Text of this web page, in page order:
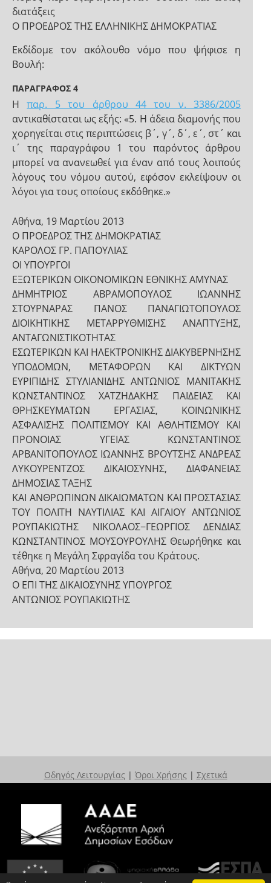
διατάξεις
Ο ΠΡΟΕΔΡΟΣ ΤΗΣ ΕΛΛΗΝΙΚΗΣ ΔΗΜΟΚΡΑΤΙΑΣ
Εκδίδομε τον ακόλουθο νόμο που ψήφισε η
Βουλή:
ΠΑΡΑΓΡΑΦΟΣ 4
Ηπαρ. 5 του άρθρου 44 του ν. 3386/2005
αντικαθίσταται ως εξής: «5. Η άδεια διαμονής που
χορηγείται στις περιπτώσεις β΄, γ΄, δ΄, ε΄, στ΄ και
ι΄ της παραγράφου 1 του παρόντος άρθρου
μπορεί να ανανεωθεί για έναν από τους λοιπούς
λόγους του νόμου αυτού, εφόσον εκλείψουν οι
λόγοι για τους οποίους εκδόθηκε.»
Αθήνα, 19 Μαρτίου 2013
Ο ΠΡΟΕΔΡΟΣ ΤΗΣ ΔΗΜΟΚΡΑΤΙΑΣ
ΚΑΡΟΛΟΣ ΓΡ. ΠΑΠΟΥΛΙΑΣ
ΟΙ ΥΠΟΥΡΓΟΙ
ΕΞΩΤΕΡΙΚΩΝ ΟΙΚΟΝΟΜΙΚΩΝ ΕΘΝΙΚΗΣ ΑΜΥΝΑΣ
ΔΗΜΗΤΡΙΟΣ ΑΒΡΑΜΟΠΟΥΛΟΣ ΙΩΑΝΝΗΣ
ΣΤΟΥΡΝΑΡΑΣ ΠΑΝΟΣ ΠΑΝΑΓΙΩΤΟΠΟΥΛΟΣ
ΔΙΟΙΚΗΤΙΚΗΣ ΜΕΤΑΡΡΥΘΜΙΣΗΣ ΑΝΑΠΤΥΞΗΣ,
ΑΝΤΑΓΩΝΙΣΤΙΚΟΤΗΤΑΣ
ΕΣΩΤΕΡΙΚΩΝ ΚΑΙ ΗΛΕΚΤΡΟΝΙΚΗΣ ΔΙΑΚΥΒΕΡΝΗΣΗΣ
ΥΠΟΔΟΜΩΝ, ΜΕΤΑΦΟΡΩΝ ΚΑΙ ΔΙΚΤΥΩΝ
ΕΥΡΙΠΙΔΗΣ ΣΤΥΛΙΑΝΙΔΗΣ ΑΝΤΩΝΙΟΣ ΜΑΝΙΤΑΚΗΣ
ΚΩΝΣΤΑΝΤΙΝΟΣ ΧΑΤΖΗΔΑΚΗΣ ΠΑΙΔΕΙΑΣ ΚΑΙ
ΘΡΗΣΚΕΥΜΑΤΩΝ ΕΡΓΑΣΙΑΣ, ΚΟΙΝΩΝΙΚΗΣ
ΑΣΦΑΛΙΣΗΣ ΠΟΛΙΤΙΣΜΟΥ ΚΑΙ ΑΘΛΗΤΙΣΜΟΥ ΚΑΙ
ΠΡΟΝΟΙΑΣ ΥΓΕΙΑΣ ΚΩΝΣΤΑΝΤΙΝΟΣ
ΑΡΒΑΝΙΤΟΠΟΥΛΟΣ ΙΩΑΝΝΗΣ ΒΡΟΥΤΣΗΣ ΑΝΔΡΕΑΣ
ΛΥΚΟΥΡΕΝΤΖΟΣ ΔΙΚΑΙΟΣΥΝΗΣ, ΔΙΑΦΑΝΕΙΑΣ
ΔΗΜΟΣΙΑΣ ΤΑΞΗΣ
ΚΑΙ ΑΝΘΡΩΠΙΝΩΝ ΔΙΚΑΙΩΜΑΤΩΝ ΚΑΙ ΠΡΟΣΤΑΣΙΑΣ
ΤΟΥ ΠΟΛΙΤΗ ΝΑΥΤΙΛΙΑΣ ΚΑΙ ΑΙΓΑΙΟΥ ΑΝΤΩΝΙΟΣ
ΡΟΥΠΑΚΙΩΤΗΣ ΝΙΚΟΛΑΟΣ−ΓΕΩΡΓΙΟΣ ΔΕΝΔΙΑΣ
ΚΩΝΣΤΑΝΤΙΝΟΣ ΜΟΥΣΟΥΡΟΥΛΗΣ Θεωρήθηκε και
τέθηκε η Μεγάλη Σφραγίδα του Κράτους.
Αθήνα, 20 Μαρτίου 2013
Ο ΕΠΙ ΤΗΣ ΔΙΚΑΙΟΣΥΝΗΣ ΥΠΟΥΡΓΟΣ
ΑΝΤΩΝΙΟΣ ΡΟΥΠΑΚΙΩΤΗΣ
Οδηγός Λειτουργίας | Όροι Χρήσης | Σχετικά